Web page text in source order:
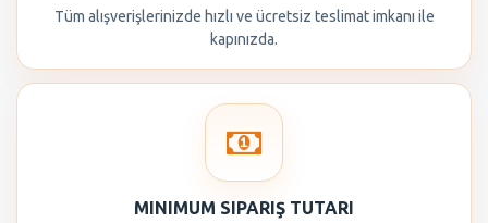
Tüm alışverişlerinizde hızlı ve ücretsiz teslimat imkanı ile
kapınızda.
MINIMUM SIPARIŞ TUTARI